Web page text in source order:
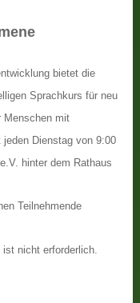
bietet die
Sprachkurs für neu
Menschen mit
Dienstag von 9:00
hinter dem Rathaus
Teilnehmende
nicht erforderlich.